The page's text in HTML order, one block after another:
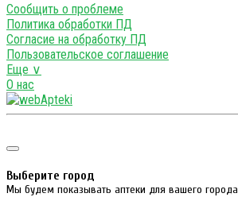
Сообщить о проблеме
Политика обработки ПД
Согласие на обработку ПД
Пользовательское соглашение
Еще ∨
О нас
Выберите город
Мы будем показывать аптеки для вашего города